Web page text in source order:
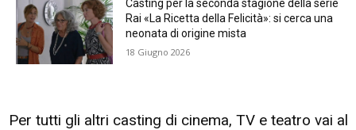
Casting per la seconda stagione della serie
Rai «La Ricetta della Felicità»: si cerca una
neonata di origine mista
18 Giugno 2026
Per tutti gli altri casting di cinema, TV e teatro vai al